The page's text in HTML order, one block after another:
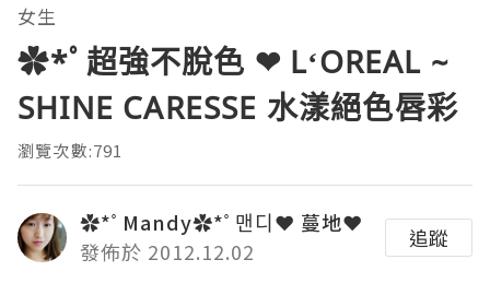
女生
✿*ﾟ超強不脫色 ❤ L‘OREAL ~
SHINE CARESSE 水漾絕色唇彩
瀏覽次數:791
✿*ﾟMandy✿*ﾟ맨디❤ 蔓地❤
發佈於 2012.12.02
追蹤